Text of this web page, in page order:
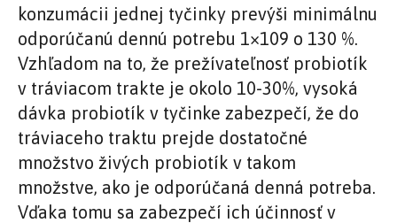
konzumácii jednej tyčinky prevýši minimálnu
odporúčanú dennú potrebu 1×109 o 130 %.
Vzhľadom na to, že prežívateľnosť probiotík
v tráviacom trakte je okolo 10-30%, vysoká
dávka probiotík v tyčinke zabezpečí, že do
tráviaceho traktu prejde dostatočné
množstvo živých probiotík v takom
množstve, ako je odporúčaná denná potreba.
Vďaka tomu sa zabezpečí ich účinnosť v